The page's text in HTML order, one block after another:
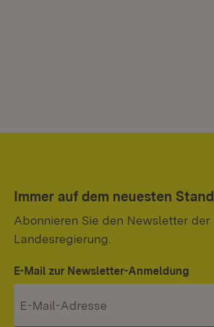
Immer auf dem neuesten Stand
Abonnieren Sie den Newsletter der
Landesregierung.
E-Mail zur Newsletter-Anmeldung